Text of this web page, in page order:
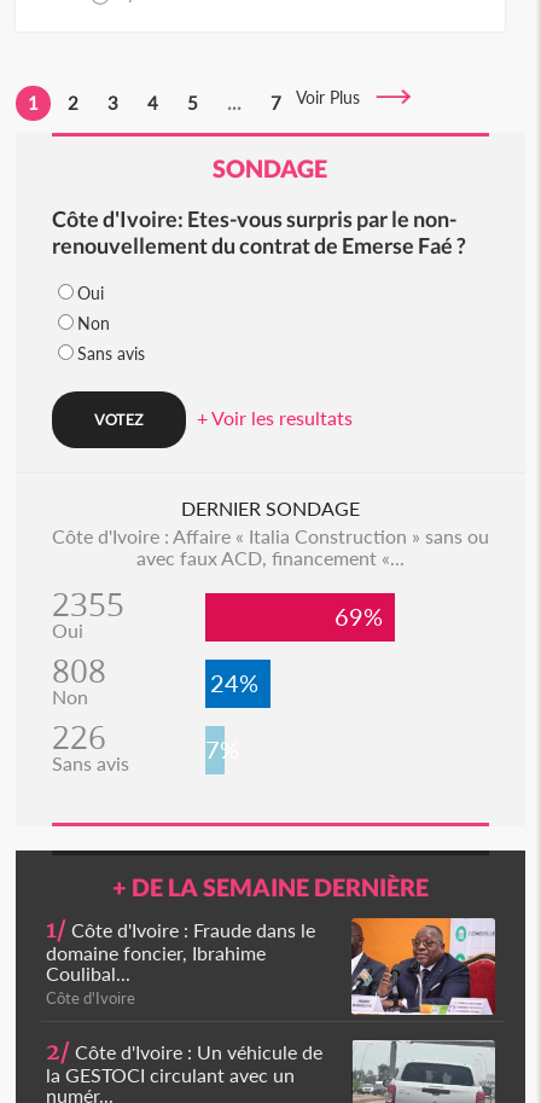
1 2 3 4 5 ... 7 Voir Plus
SONDAGE
Côte d'Ivoire: Etes-vous surpris par le non-
renouvellement du contrat de Emerse Faé ?
Oui
Non
Sans avis
+ Voir les resultats
DERNIER SONDAGE
Côte d'Ivoire : Affaire « Italia Construction » sans ou
avec faux ACD, financement «...
2355
Oui 69%
808
Non 24%
226
Sans avis 7%
+ DE LA SEMAINE DERNIÈRE
1/ Côte d'Ivoire : Fraude dans le
domaine foncier, Ibrahime
Coulibal...
Côte d'Ivoire
2/ Côte d'Ivoire : Un véhicule de
la GESTOCI circulant avec un
numér...